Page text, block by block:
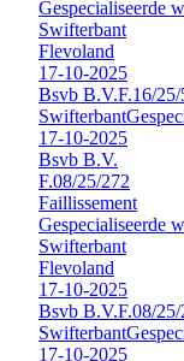
Gespecialiseerde
Swifterbant
Flevoland
17-10-2025
Bsvb B.V.F.16/
Swifterbant
17-10-2025
Bsvb B.V.
F.08/25/272
Faillissement
Gespecialiseerde
Swifterbant
Flevoland
17-10-2025
Bsvb B.V.F.08/25/
Swifterbant
17-10-2025